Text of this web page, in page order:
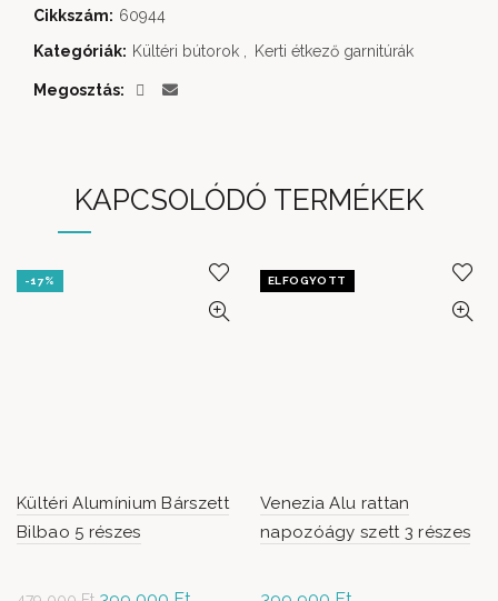
Cikkszám: 60944
Kategóriák: Kültéri bútorok Kerti étkező garnitúrák
Megosztás
KAPCSOLÓDÓ TERMÉKEK
-17%
Kültéri Alumínium Bárszett
Bilbao 5 részes
ELFOGYOTT
Venezia Alu rattan
napozóágy szett 3 részes